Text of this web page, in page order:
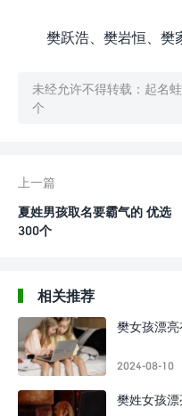
樊跃浩、樊岩恒、樊
未经允许不得转载： 起名蛙
个
上一篇
夏姓男孩取名要霸气的 优选
300个
相关推荐
樊女孩漂
2024-08-10
樊姓女孩